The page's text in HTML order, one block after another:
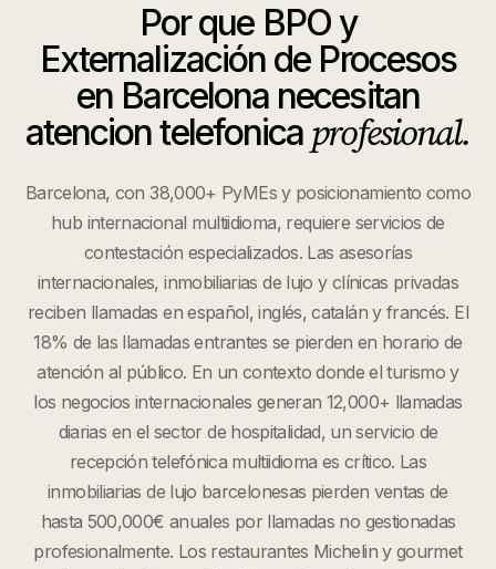
Por que BPO y
Externalización de Procesos
en Barcelona necesitan
atencion telefonica profesional.
Barcelona, con 38,000+ PyMEs y posicionamiento como
hub internacional multiidioma, requiere servicios de
contestación especializados. Las asesorías
internacionales, inmobiliarias de lujo y clínicas privadas
reciben llamadas en español, inglés, catalán y francés. El
18% de las llamadas entrantes se pierden en horario de
atención al público. En un contexto donde el turismo y
los negocios internacionales generan 12,000+ llamadas
diarias en el sector de hospitalidad, un servicio de
recepción telefónica multiidioma es crítico. Las
inmobiliarias de lujo barcelonesas pierden ventas de
hasta 500,000€ anuales por llamadas no gestionadas
profesionalmente. Los restaurantes Michelin y gourmet